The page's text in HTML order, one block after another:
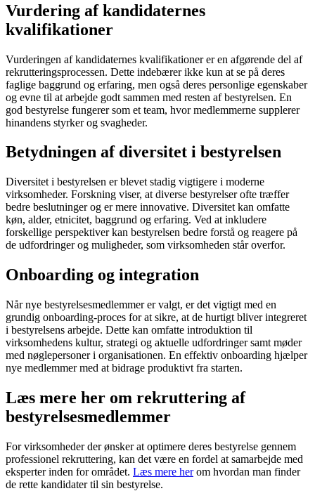
Vurdering af kandidaternes
kvalifikationer
Vurderingen af kandidaternes kvalifikationer er en afgørende del af
rekrutteringsprocessen. Dette indebærer ikke kun at se på deres
faglige baggrund og erfaring, men også deres personlige egenskaber
og evne til at arbejde godt sammen med resten af bestyrelsen. En
god bestyrelse fungerer som et team, hvor medlemmerne supplerer
hinandens styrker og svagheder.
Betydningen af diversitet i bestyrelsen
Diversitet i bestyrelsen er blevet stadig vigtigere i moderne
virksomheder. Forskning viser, at diverse bestyrelser ofte træffer
bedre beslutninger og er mere innovative. Diversitet kan omfatte
køn, alder, etnicitet, baggrund og erfaring. Ved at inkludere
forskellige perspektiver kan bestyrelsen bedre forstå og reagere på
de udfordringer og muligheder, som virksomheden står overfor.
Onboarding og integration
Når nye bestyrelsesmedlemmer er valgt, er det vigtigt med en
grundig onboarding-proces for at sikre, at de hurtigt bliver integreret
i bestyrelsens arbejde. Dette kan omfatte introduktion til
virksomhedens kultur, strategi og aktuelle udfordringer samt møder
med nøglepersoner i organisationen. En effektiv onboarding hjælper
nye medlemmer med at bidrage produktivt fra starten.
Læs mere her om rekruttering af
bestyrelsesmedlemmer
For virksomheder der ønsker at optimere deres bestyrelse gennem
professionel rekruttering, kan det være en fordel at samarbejde med
eksperter inden for området. Læs mere herom hvordan man finder
de rette kandidater til sin bestyrelse.